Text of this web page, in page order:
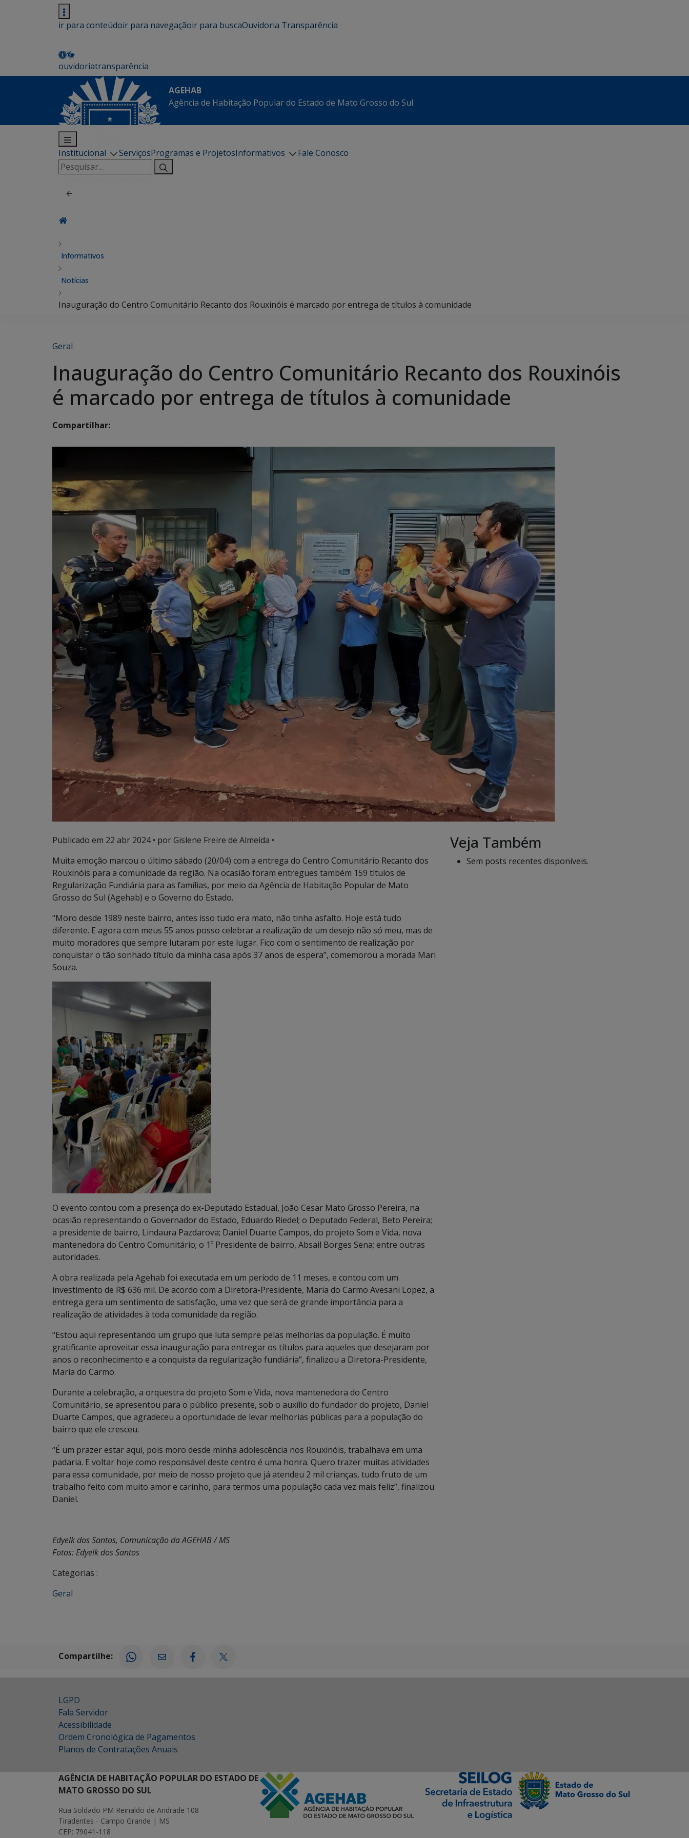
ir para conteúdoir para navegaçãoir para buscaOuvidoria Transparência
ouvidoriatransparência
AGEHAB
Agência de Habitação Popular do Estado de Mato Grosso do Sul
Institucional ServiçosProgramas e ProjetosInformativos
Fale Conosco
Pesquisar
por:
Informativos
Notícias
Inauguração do Centro Comunitário Recanto dos Rouxinóis é marcado por entrega de títulos à comunidade
Geral
Inauguração do Centro Comunitário Recanto dos Rouxinóis
é marcado por entrega de títulos à comunidade
Compartilhar:
Publicado em 22 abr 2024• por Gislene Freire de Almeida •
Muita emoção marcou o último sábado (20/04) com a entrega do Centro Comunitário Recanto dos
Rouxinóis para a comunidade da região. Na ocasião foram entregues também 159 títulos de
Regularização Fundiária para as famílias, por meio da Agência de Habitação Popular de Mato
Grosso do Sul (Agehab) e o Governo do Estado.
“Moro desde 1989 neste bairro, antes isso tudo era mato, não tinha asfalto. Hoje está tudo
diferente. E agora com meus 55 anos posso celebrar a realização de um desejo não só meu, mas de
muito moradores que sempre lutaram por este lugar. Fico com o sentimento de realização por
conquistar o tão sonhado título da minha casa após 37 anos de espera”, comemorou a morada Mari
Souza.
O evento contou com a presença do ex-Deputado Estadual, João Cesar Mato Grosso Pereira, na
ocasião representando o Governador do Estado, Eduardo Riedel; o Deputado Federal, Beto Pereira;
a presidente de bairro, Lindaura Pazdarova; Daniel Duarte Campos, do projeto Som e Vida, nova
mantenedora do Centro Comunitário; o 1º Presidente de bairro, Absail Borges Sena; entre outras
autoridades.
A obra realizada pela Agehab foi executada em um período de 11 meses, e contou com um
investimento de R$ 636 mil. De acordo com a Diretora-Presidente, Maria do Carmo Avesani Lopez, a
entrega gera um sentimento de satisfação, uma vez que será de grande importância para a
realização de atividades à toda comunidade da região.
“Estou aqui representando um grupo que luta sempre pelas melhorias da população. É muito
gratificante aproveitar essa inauguração para entregar os títulos para aqueles que desejaram por
anos o reconhecimento e a conquista da regularização fundiária”, finalizou a Diretora-Presidente,
Maria do Carmo.
Durante a celebração, a orquestra do projeto Som e Vida, nova mantenedora do Centro
Comunitário, se apresentou para o público presente, sob o auxílio do fundador do projeto, Daniel
Duarte Campos, que agradeceu a oportunidade de levar melhorias públicas para a população do
bairro que ele cresceu.
“É um prazer estar aqui, pois moro desde minha adolescência nos Rouxinóis, trabalhava em uma
padaria. E voltar hoje como responsável deste centro é uma honra. Quero trazer muitas atividades
para essa comunidade, por meio de nosso projeto que já atendeu 2 mil crianças, tudo fruto de um
trabalho feito com muito amor e carinho, para termos uma população cada vez mais feliz”, finalizou
Daniel.
Edyelk dos Santos, Comunicação da AGEHAB / MS
Fotos: Edyelk dos Santos
Categorias :
Geral
Veja Também
Sem posts recentes disponíveis.
Compartilhe:
LGPD
Fala Servidor
Acessibilidade
Ordem Cronológica de Pagamentos
Planos de Contratações Anuais
AGÊNCIA DE HABITAÇÃO POPULAR DO ESTADO DE
MATO GROSSO DO SUL
Rua Soldado PM Reinaldo de Andrade 108
Tiradentes - Campo Grande | MS
CEP: 79041-118